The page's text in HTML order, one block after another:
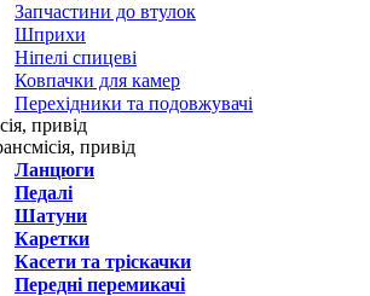
Запчастини до втулок
Шприхи
Ніпелі спицеві
Ковпачки для камер
Перехідники та подовжувачі
привід
привід
Ланцюги
Педалі
Шатуни
Каретки
Касети та тріскачки
Передні перемикачі